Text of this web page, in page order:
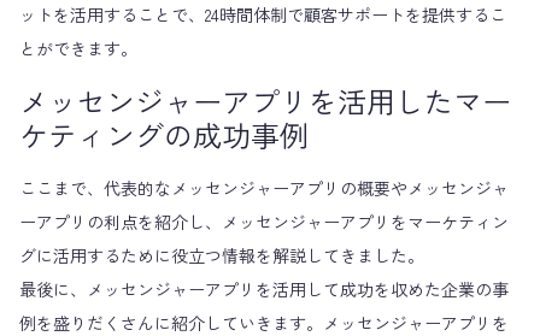
ットを活用することで、24時間体制で顧客サポートを提供するこ
とができます。
メッセンジャーアプリを活用したマー
ケティングの成功事例
ここまで、代表的なメッセンジャーアプリの概要やメッセンジャ
ーアプリの利点を紹介し、メッセンジャーアプリをマーケティン
グに活用するために役立つ情報を解説してきました。
最後に、メッセンジャーアプリを活用して成功を収めた企業の事
例を盛りだくさんに紹介していきます。メッセンジャーアプリを